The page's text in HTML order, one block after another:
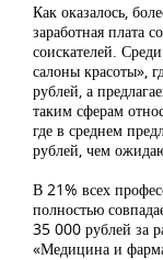
Как оказалось,
заработная плата
соискателей.
салоны красоты»,
рублей, а
таким сферам
где в среднем
рублей, чем
В 21% всех
полностью
35 000 рублей за
«Медицина и